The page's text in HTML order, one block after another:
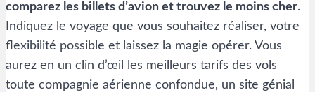
comparez les billets d’avion et trouvez le moins cher.
Indiquez le voyage que vous souhaitez réaliser, votre
flexibilité possible et laissez la magie opérer. Vous
aurez en un clin d’œil les meilleurs tarifs des vols
toute compagnie aérienne confondue, un site génial